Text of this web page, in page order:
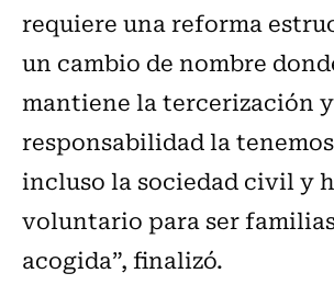
requiere una reforma
un cambio de nombre
mantiene la tercerización
responsabilidad la
incluso la sociedad civil y
voluntario para ser
acogida”, finalizó.